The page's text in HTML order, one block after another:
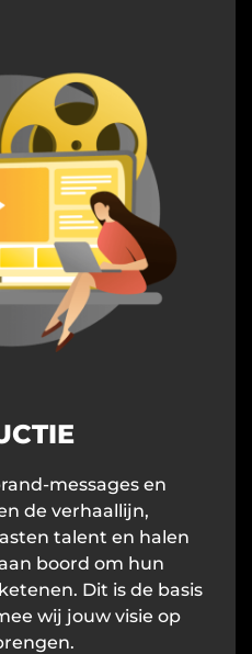
messages en
de verhaallijn,
talent en halen
boord om hun
Dit is de basis
wij jouw visie op